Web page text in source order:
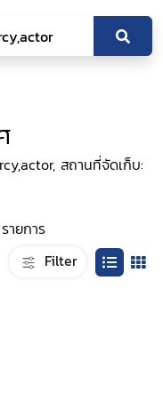
สถานที่จัดเก็บ:
ายการ
Filter